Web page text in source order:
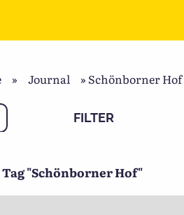
» Journal » Schönborner Hof
FILTER
"Schönborner Hof"